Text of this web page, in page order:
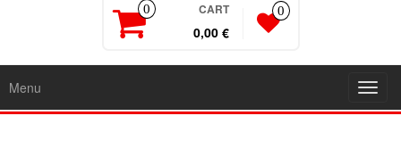
0 CART
0,00 €
0
Menu